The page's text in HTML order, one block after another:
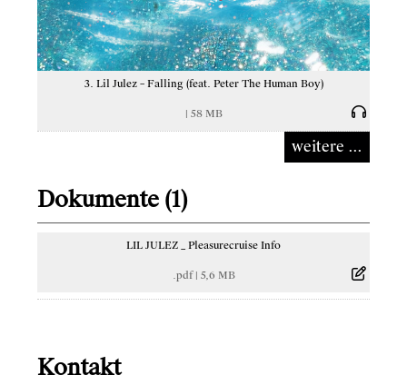
3. Lil Julez – Falling (feat. Peter The Human Boy)
| 58 MB
weitere ...
Dokumente (1)
LIL JULEZ _ Pleasurecruise Info
.pdf| 5,6 MB
Kontakt